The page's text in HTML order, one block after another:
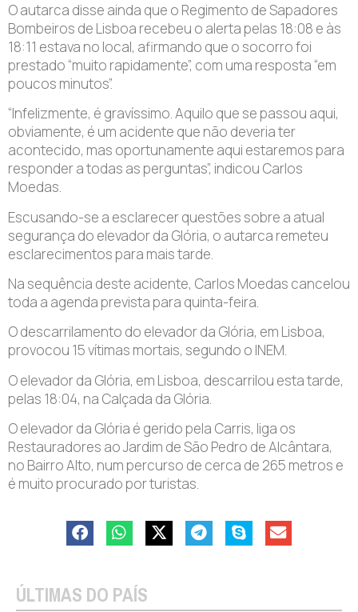
O autarca disse ainda que o Regimento de Sapadores
Bombeiros de Lisboa recebeu o alerta pelas 18:08 e às
18:11 estava no local, afirmando que o socorro foi
prestado “muito rapidamente”, com uma resposta “em
poucos minutos”.
“Infelizmente, é gravíssimo. Aquilo que se passou aqui,
obviamente, é um acidente que não deveria ter
acontecido, mas oportunamente aqui estaremos para
responder a todas as perguntas”, indicou Carlos
Moedas.
Escusando-se a esclarecer questões sobre a atual
segurança do elevador da Glória, o autarca remeteu
esclarecimentos para mais tarde.
Na sequência deste acidente, Carlos Moedas cancelou
toda a agenda prevista para quinta-feira.
O descarrilamento do elevador da Glória, em Lisboa,
provocou 15 vítimas mortais, segundo o INEM.
O elevador da Glória, em Lisboa, descarrilou esta tarde,
pelas 18:04, na Calçada da Glória.
O elevador da Glória é gerido pela Carris, liga os
Restauradores ao Jardim de São Pedro de Alcântara,
no Bairro Alto, num percurso de cerca de 265 metros e
é muito procurado por turistas.
ÚLTIMAS DO PAÍS